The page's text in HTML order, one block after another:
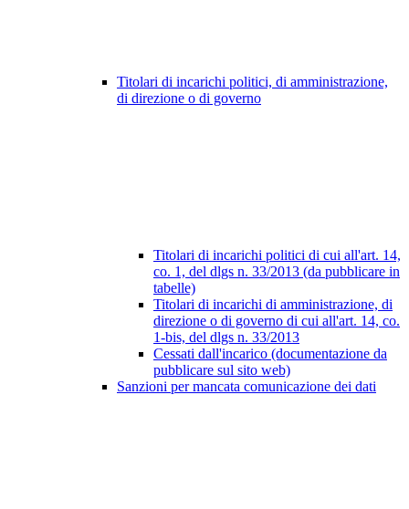
Titolari di incarichi politici, di amministrazione,
di direzione o di governo
Titolari di incarichi politici di cui all'art. 14,
co. 1, del dlgs n. 33/2013 (da pubblicare in
tabelle)
Titolari di incarichi di amministrazione, di
direzione o di governo di cui all'art. 14, co.
1-bis, del dlgs n. 33/2013
Cessati dall'incarico (documentazione da
pubblicare sul sito web)
Sanzioni per mancata comunicazione dei dati